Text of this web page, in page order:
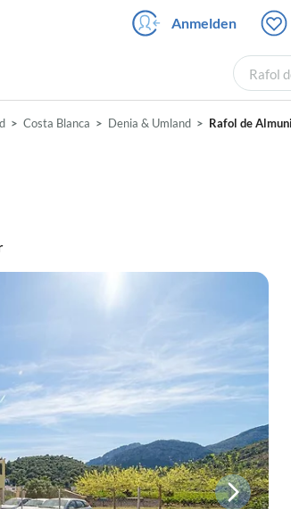
Anmelden
Rafol
Costa Blanca Denia & Umland Rafol de